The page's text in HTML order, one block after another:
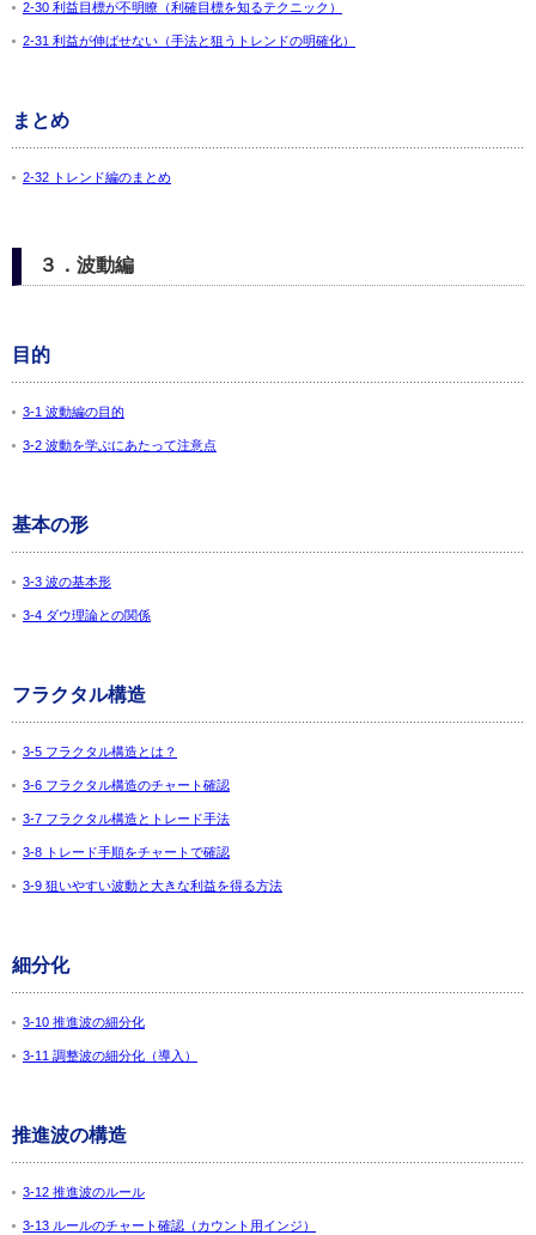
2-30 利益目標が不明瞭（利確目標を知るテクニック）
2-31 利益が伸ばせない（手法と狙うトレンドの明確化）
まとめ
2-32 トレンド編のまとめ
３．波動編
目的
3-1 波動編の目的
3-2 波動を学ぶにあたって注意点
基本の形
3-3 波の基本形
3-4 ダウ理論との関係
フラクタル構造
3-5 フラクタル構造とは？
3-6 フラクタル構造のチャート確認
3-7 フラクタル構造とトレード手法
3-8 トレード手順をチャートで確認
3-9 狙いやすい波動と大きな利益を得る方法
細分化
3-10 推進波の細分化
3-11 調整波の細分化（導入）
推進波の構造
3-12 推進波のルール
3-13 ルールのチャート確認（カウント用インジ）